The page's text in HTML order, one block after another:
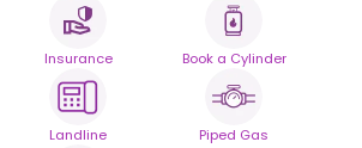
性で、毎日の請求書支払いを簡素化し
Insurance Book a Cylinder
Landline Piped Gas